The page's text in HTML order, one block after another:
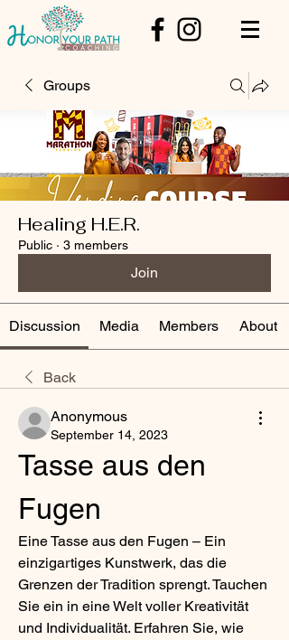
Groups
Healing H.E.R.
Public · 3 members
Join
Discussion Media Members About
Back
Anonymous
September 14, 2023
Tasse aus den
Fugen
Eine Tasse aus den Fugen – Ein
einzigartiges Kunstwerk, das die
Grenzen der Tradition sprengt. Tauchen
Sie ein in eine Welt voller Kreativität
und Individualität. Erfahren Sie, wie